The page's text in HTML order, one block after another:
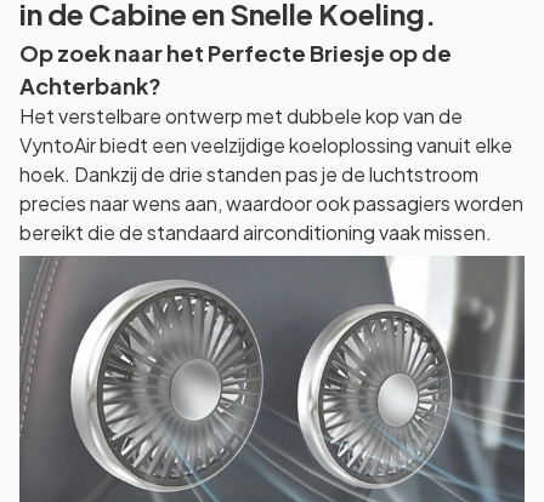
in de Cabine en Snelle Koeling.
Op zoek naar het Perfecte Briesje op de
Achterbank?
Het verstelbare ontwerp met dubbele kop van de
VyntoAir biedt een veelzijdige koeloplossing vanuit elke
hoek. Dankzij de drie standen pas je de luchtstroom
precies naar wens aan, waardoor ook passagiers worden
bereikt die de standaard airconditioning vaak missen.